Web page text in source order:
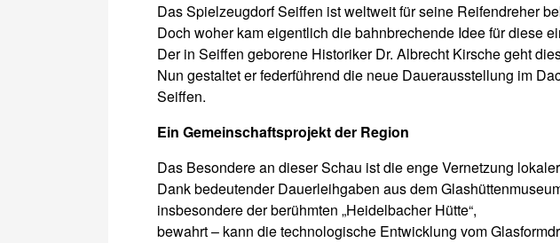
Das Spielzeugdorf Seiffen ist weltweit für seine Reifendreher
Doch woher kam eigentlich die bahnbrechende Idee für diese
Der in Seiffen geborene Historiker Dr. Albrecht Kirsche geht
Nun gestaltet er federführend die neue Dauerausstellung im
Seiffen.
Ein Gemeinschaftsprojekt der Region
Das Besondere an dieser Schau ist die enge Vernetzung
Dank bedeutender Dauerleihgaben aus dem
insbesondere der berühmten „Heidelbacher Hütte“,
bewahrt – kann die technologische Entwicklung vom